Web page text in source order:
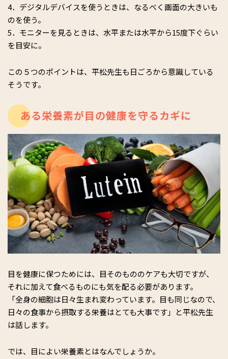
4．デジタルデバイスを使うときは、なるべく画面の大きいも
のを使う。
5．モニターを見るときは、水平または水平から15度下ぐらい
を目安に。
この５つのポイントは、平松先生も日ごろから意識している
そうです。
ある栄養素が目の健康を守るカギに
目を健康に保つためには、目そのもののケアも大切ですが、
それに加えて食べるものにも気を配る必要があります。
「全身の細胞は日々生まれ変わっています。目も同じなので、
日々の食事から摂取する栄養はとても大事です」と平松先生
は話します。
では、目によい栄養素とはなんでしょうか。